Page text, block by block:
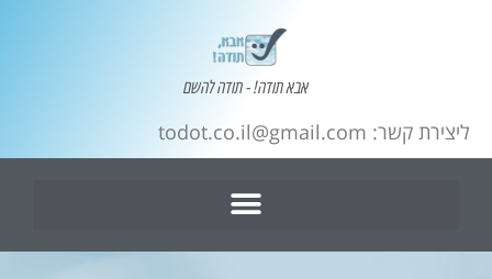
אבא תודה! - תודה להשם
ליצירת קשר: todot.co.il@gmail.com